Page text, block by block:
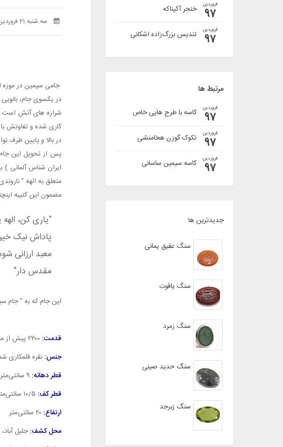
فروردین
97 خنجر آکیناکه
فروردین
97 تندیس بزرگ‌زاده اشکانی
مرتبط ها
فروردین
97 کاسه با طرح هایی خاص
فروردین
97 تکوک گوزن هخامنشی
فروردین
97 کاسه سیمین ساسانی
جدیدترین ها
سنگ عقیق یمانی
سنگ یاقوت
سنگ زمرد
سنگ حدید صینی
سنگ زبرجد
سه شنبه 21 فروردین 1397
جامی سیمین در موزه
در یکسوی جام،
شراره های آتش است (
کاری شده و تفاوتش
در بالا و پایین ظرف
پس از تحویل این
ایران شناس آلمانی
متعلق به الهه "
مضمون این کتیبه
"یاری کن،
پاداش نیک
معبد ارزانی
مقدس دار"
این جام که به " جام سیمین
قدمت:
جنس: نقره قلمکاری
قطر دهانه:
قطر کف: ۱۰/۵ سانتی‌متر
ارتفاع: ۲۰ سانتی‌متر
محل کشف:جلیل